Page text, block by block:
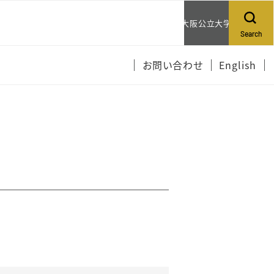
大阪公立大学
Search
お問い合わせ English